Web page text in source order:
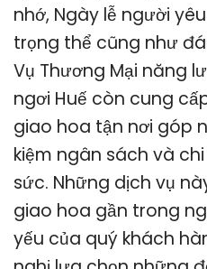
nhớ, Ngày lễ người
trọng thể cũng như
Vụ Thương Mại năng
ngơi Huế còn cung
giao hoa tận nơi góp
kiệm ngân sách và
sức. Những dịch vụ
giao hoa gần trong
yếu của quý khách